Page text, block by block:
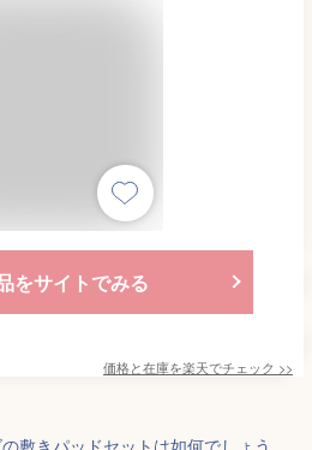
をサイトでみる
価格と在庫を楽天でチェック >>
敷きパッドセットは如何でしょう